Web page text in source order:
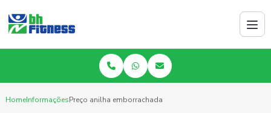
HomeInformaçõesPreço anilha emborrachada